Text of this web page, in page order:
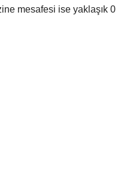
mesafesi ise yaklaşık 0